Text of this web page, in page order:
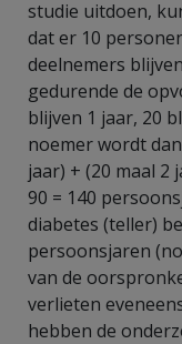
studie uitdoen,
dat er 10
deelnemers
gedurende de
blijven 1 jaar, 20
noemer wordt
jaar) + (20 maal 2
90 = 140
diabetes (teller)
persoonsjaren
van de
verlieten
hebben de